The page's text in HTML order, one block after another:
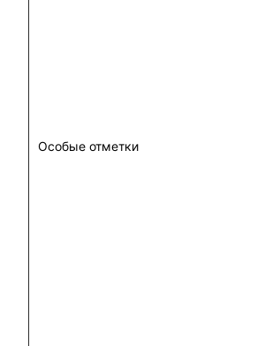
Особые отметки